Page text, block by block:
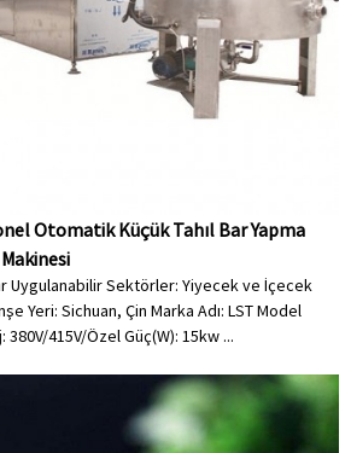
Otomatik Küçük Tahıl Bar Yapma
Uygulanabilir Sektörler: Yiyecek ve İçecek
Yeri: Sichuan, Çin Marka Adı: LST Model
380V/415V/Özel Güç(W): 15kw ...